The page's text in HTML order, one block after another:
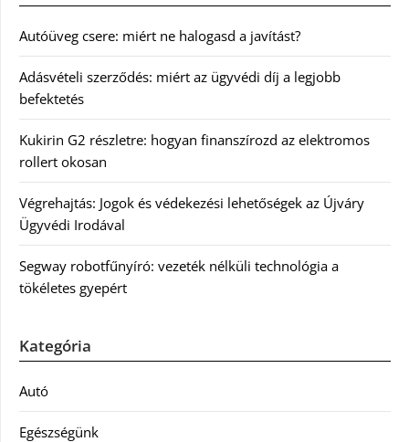
Autóüveg csere: miért ne halogasd a javítást?
Adásvételi szerződés: miért az ügyvédi díj a legjobb
befektetés
Kukirin G2 részletre: hogyan finanszírozd az elektromos
rollert okosan
Végrehajtás: Jogok és védekezési lehetőségek az Újváry
Ügyvédi Irodával
Segway robotfűnyíró: vezeték nélküli technológia a
tökéletes gyepért
Kategória
Autó
Egészségünk